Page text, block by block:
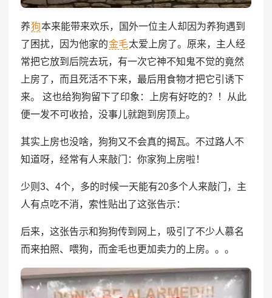
养狗本来能带来欢乐，国外一位主人却因为养狗遇到
了困扰，因为他家的金毛太爱上房了。原来，主人经
常把它放到后院去玩，有一次它神不知鬼不觉的竟然
上房了，而且死活不下来，最后用食物才把它引诱下
来。 这也给狗狗留下了印象：上房有好吃的？！从此
便一发不可收拾，没事儿就跑到房顶上。
其实上房也没啥，狗狗又不会真的揭瓦。不过路人不
知道呀，经常有人来敲门：你家狗上房啦！
少则3、4个，多的时候一天能有20多个人来敲门，主
人有点吃不消，索性贴出了这张告示：
后来，这张告示和狗狗传到网上，吸引了不少人慕名
而来拍照、喂狗，而金毛也更加卖力的上房。。。